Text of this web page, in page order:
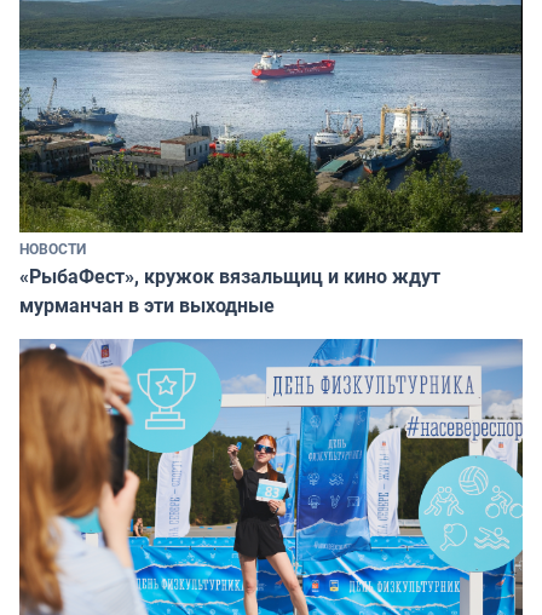
НОВОСТИ
«РыбаФест», кружок вязальщиц и кино ждут
мурманчан в эти выходные